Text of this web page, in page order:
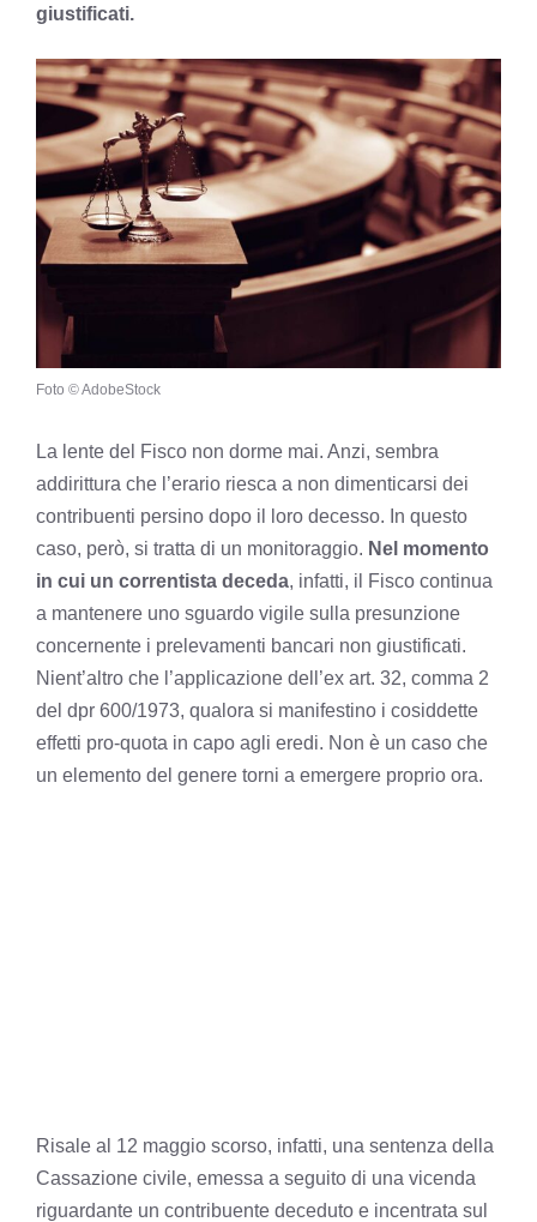
giustificati.
Foto © AdobeStock
La lente del Fisco non dorme mai. Anzi, sembra
addirittura che l’erario riesca a non dimenticarsi dei
contribuenti persino dopo il loro decesso. In questo
caso, però, si tratta di un monitoraggio. Nel momento
in cui un correntista deceda, infatti, il Fisco continua
a mantenere uno sguardo vigile sulla presunzione
concernente i prelevamenti bancari non giustificati.
Nient’altro che l’applicazione dell’ex art. 32, comma 2
del dpr 600/1973, qualora si manifestino i cosiddette
effetti pro-quota in capo agli eredi. Non è un caso che
un elemento del genere torni a emergere proprio ora.
Risale al 12 maggio scorso, infatti, una sentenza della
Cassazione civile, emessa a seguito di una vicenda
riguardante un contribuente deceduto e incentrata sul